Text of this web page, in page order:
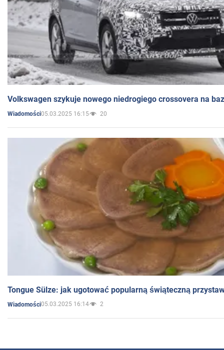
Volkswagen szykuje nowego niedrogiego crossovera na
Wiadomości05.03.2025 16:15 20
Tongue Sülze: jak ugotować popularną świąteczną
Wiadomości05.03.2025 16:14 2